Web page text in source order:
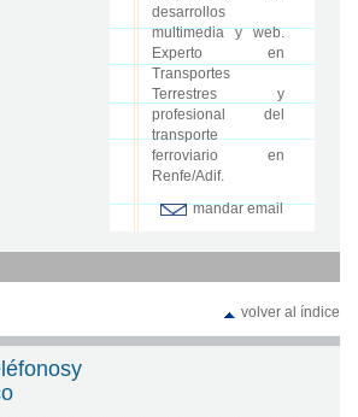
desarrollos
multimedia y web.
Experto en
Transportes
Terrestres y
profesional del
transporte
ferroviario en
Renfe/Adif.
mandar email
volver al índice